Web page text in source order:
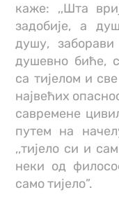
каже: ,,Шта
задобије, а
душу,
душевно биће,
са тијелом и
највећих
савремене
путем на
,,тијело си и
неки од
само тијело”.